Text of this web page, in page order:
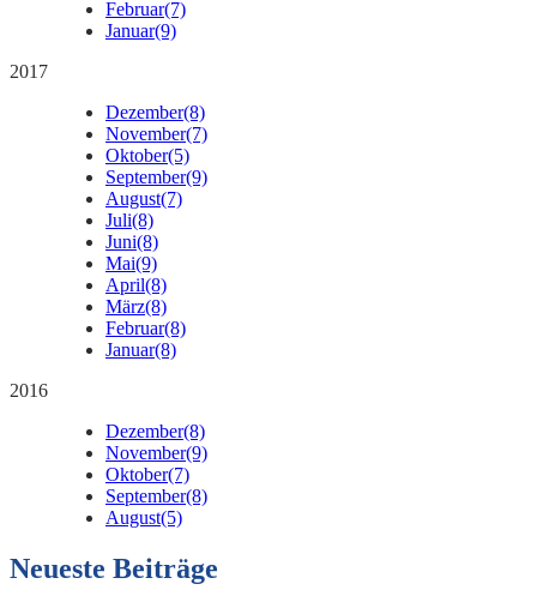
Februar(7)
Januar(9)
2017
Dezember(8)
November(7)
Oktober(5)
September(9)
August(7)
Juli(8)
Juni(8)
Mai(9)
April(8)
März(8)
Februar(8)
Januar(8)
2016
Dezember(8)
November(9)
Oktober(7)
September(8)
August(5)
Neueste Beiträge